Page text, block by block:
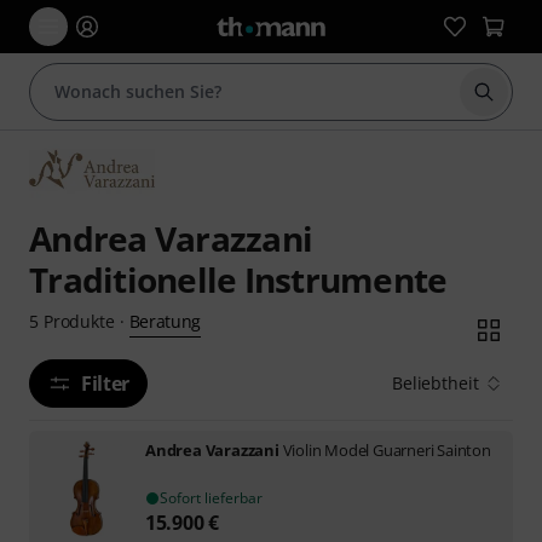
Suche
Andrea Varazzani
Traditionelle Instrumente
5 Produkte · Beratung
Filter Beliebtheit
Andrea Varazzani Violin Model Guarneri Sainton
Sofort lieferbar
15.900€